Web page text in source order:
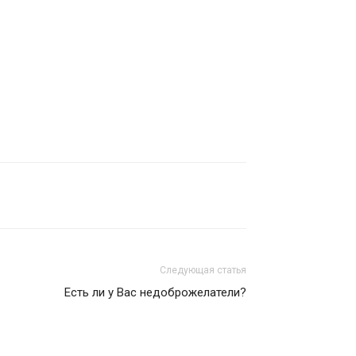
Следующая статья
Есть ли у Вас недоброжелатели?